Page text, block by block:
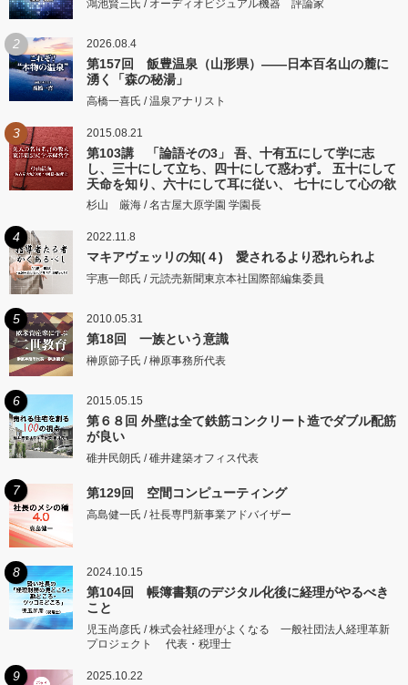
鴻池賢三氏 / オーディオビジュアル機器 評論家
2 2026.08.4
第157回 飯豊温泉（山形県）――日本百名山の麓に
湧く「森の秘湯」
高橋一喜氏 / 温泉アナリスト
3 2015.08.21
第103講 「論語その3」 吾、十有五にして学に志
し、三十にして立ち、四十にして惑わず。 五十にして
天命を知り、六十にして耳に従い、 七十にして心の欲
するところに従いて矩をこえず。
杉山 厳海 / 名古屋大原学園 学園長
4 2022.11.8
マキアヴェッリの知(４) 愛されるより恐れられよ
宇惠一郎氏 / 元読売新聞東京本社国際部編集委員
5 2010.05.31
第18回 一族という意識
榊原節子氏 / 榊原事務所代表
6 2015.05.15
第６８回 外壁は全て鉄筋コンクリート造でダブル配筋
が良い
碓井民朗氏 / 碓井建築オフィス代表
7 第129回 空間コンピューティング
高島健一氏 / 社長専門新事業アドバイザー
8 2024.10.15
第104回 帳簿書類のデジタル化後に経理がやるべき
こと
児玉尚彦氏 / 株式会社経理がよくなる 一般社団法人経理革新
プロジェクト 代表・税理士
9 2025.10.22